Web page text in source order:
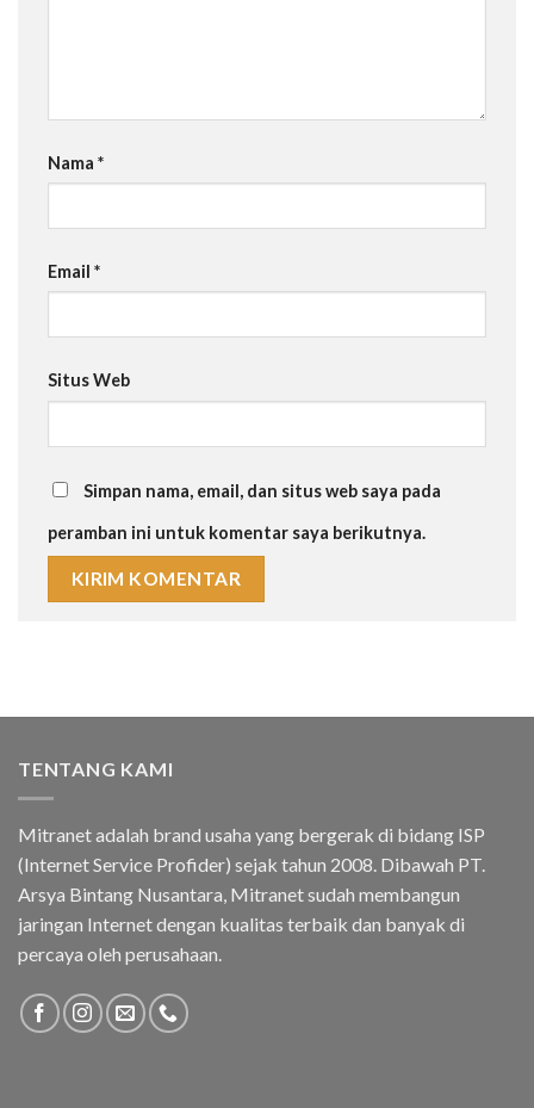
Nama *
Email *
Situs Web
Simpan nama, email, dan situs web saya pada
peramban ini untuk komentar saya berikutnya.
TENTANG KAMI
Mitranet adalah brand usaha yang bergerak di bidang ISP
(Internet Service Profider) sejak tahun 2008. Dibawah PT.
Arsya Bintang Nusantara, Mitranet sudah membangun
jaringan Internet dengan kualitas terbaik dan banyak di
percaya oleh perusahaan.